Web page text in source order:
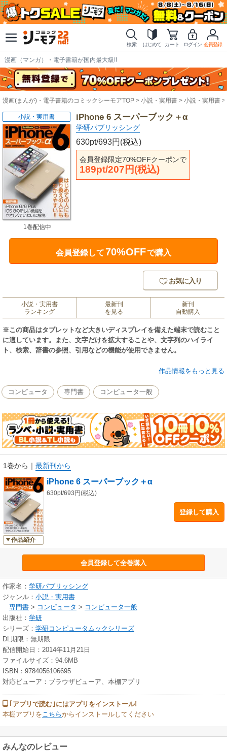
検索 はじめて カート ログイン 会員登録
漫画（マンガ）・電子書籍が国内最大級!!
漫画(まんが)・電子書籍のコミックシーモアTOP 小説・実用書 小説・実用書
iPhone 6 スーパーブック＋α
学研パブリッシング
630pt/693円(税込)
会員登録限定70%OFFクーポンで
189pt/207円(税込)
小説・実用書
1巻配信中
会員登録して70%OFFで購入
お気に入り
小説・実用書
ランキング
最新刊
を見る
新刊
自動購入
※この商品はタブレットなど大きいディスプレイを備えた端末で読むこと
に適しています。また、文字だけを拡大することや、文字列のハイライ
ト、検索、辞書の参照、引用などの機能が使用できません。
４．７インチの６。５．５インチの６プラスと表示エリアが大幅に拡大さ
増。本誌は直感だけではわからないｉＰｈｏｎｅの便利な機能などを豊富
な画面を使って紹介。お手頃感のある取扱説明書。
作品情報をもっと見る
コンピュータ 専門書 コンピュータ一般
1巻から ｜ 最新刊から
作品紹介
iPhone 6 スーパーブック＋α
630pt/693円(税込)
登録して購入
会員登録して全巻購入
作家名： 学研パブリッシング
ジャンル： 小説・実用書
専門書 > コンピュータ > コンピュータ一般
出版社： 学研
シリーズ： 学研コンピュータムックシリーズ
DL期限：無期限
配信開始日：2014年11月21日
ファイルサイズ：94.6MB
ISBN：9784056106695
対応ビューア：ブラウザビューア、本棚アプリ
｢アプリで読む｣にはアプリをインストール!
本棚アプリを こちらからインストールしてください
みんなのレビュー